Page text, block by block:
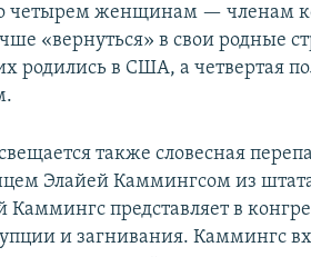
четырем женщинам — членам
«вернуться» в свои родные
родились в США, а четвертая
также словесная
Элайей Каммингсом из
представляет в
и загнивания. Каммингс